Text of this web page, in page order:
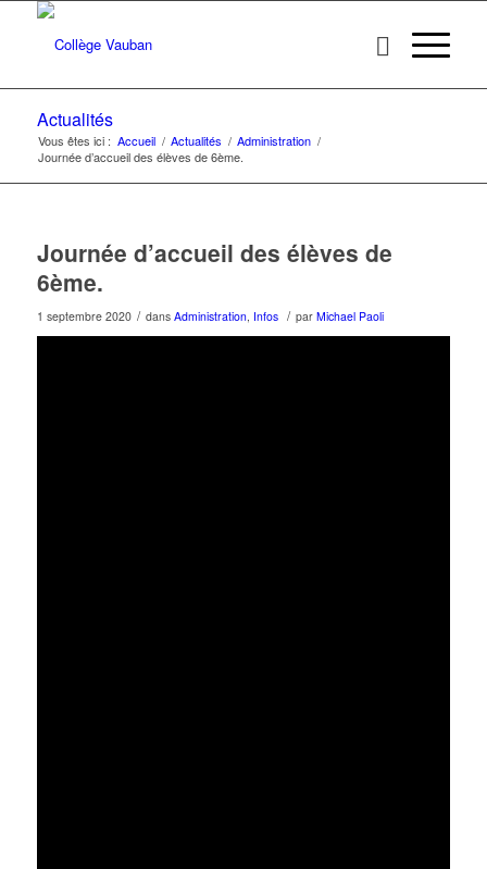
Actualités
Vous êtes ici : Accueil / Actualités / Administration /
Journée d’accueil des élèves de 6ème.
Journée d’accueil des élèves de
6ème.
1 septembre 2020 / dans Administration, Infos / par Michael Paoli